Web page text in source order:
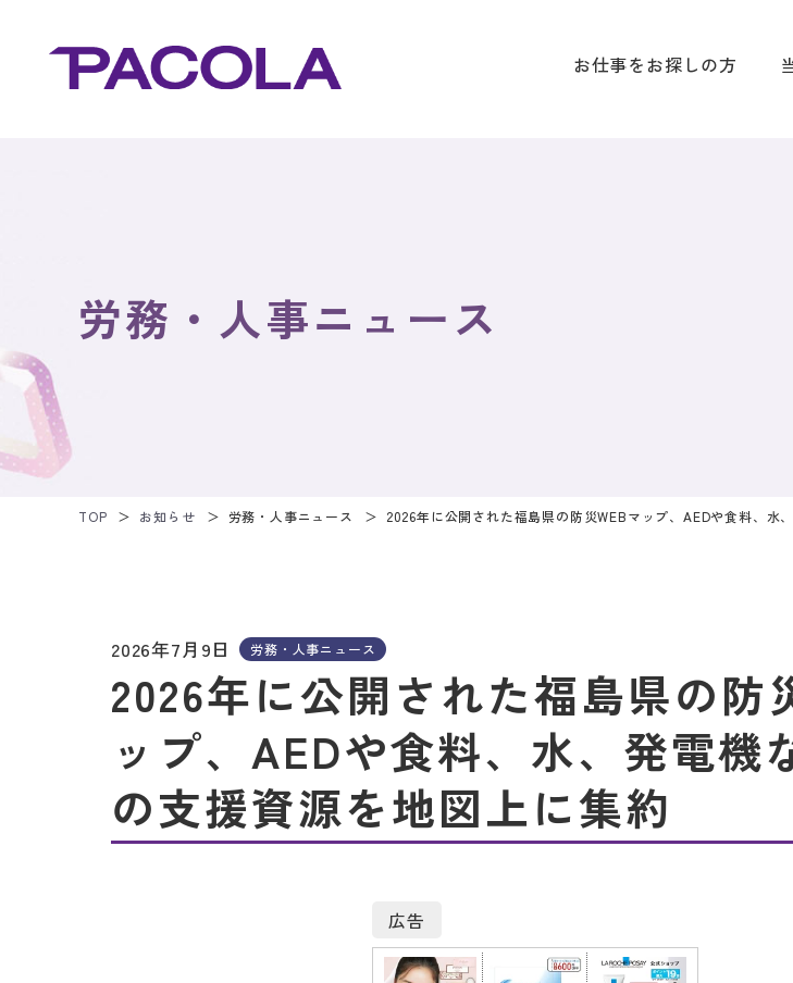
お仕事をお探しの方
労務・人事ニュース
TOP お知らせ 労務・人事ニュース 2026年に公開された福島県の防災WEBマップ、AEDや食料、水
2026年7月9日 労務・人事ニュース
2026年に公開された福島県の防
ップ、AEDや食料、水、発電機
の支援資源を地図上に集約
広告